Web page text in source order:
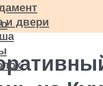
и двери